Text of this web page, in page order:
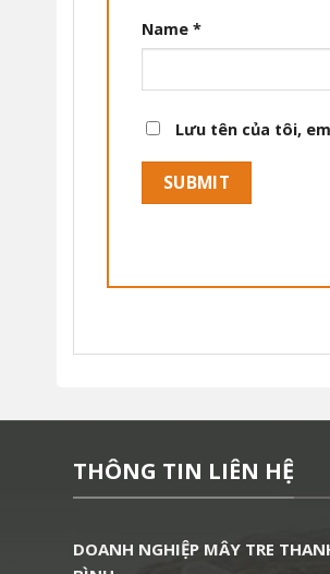
Name *
Lưu tên của tôi,
THÔNG TIN LIÊN HỆ
DOANH NGHIỆP MÂY TRE